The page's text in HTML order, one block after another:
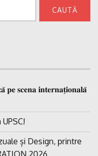
𝐩𝐞 𝐬𝐜𝐞𝐧𝐚 𝐢𝐧𝐭𝐞𝐫𝐧𝐚𝐭̗𝐢𝐨𝐧𝐚𝐥𝐚̆
și Design, printre
2026